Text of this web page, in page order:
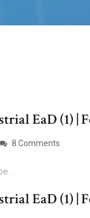
EaD (1) |
8 Comments
...
EaD (1) |